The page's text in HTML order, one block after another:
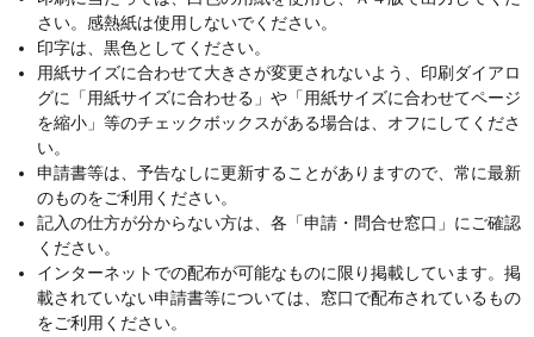
さい。感熱紙は使用しないでください。
印字は、黒色としてください。
用紙サイズに合わせて大きさが変更されないよう、印刷ダイアロ
グに「用紙サイズに合わせる」や「用紙サイズに合わせてページ
を縮小」等のチェックボックスがある場合は、オフにしてくださ
い。
申請書等は、予告なしに更新することがありますので、常に最新
のものをご利用ください。
記入の仕方が分からない方は、各「申請・問合せ窓口」にご確認
ください。
インターネットでの配布が可能なものに限り掲載しています。掲
載されていない申請書等については、窓口で配布されているもの
をご利用ください。